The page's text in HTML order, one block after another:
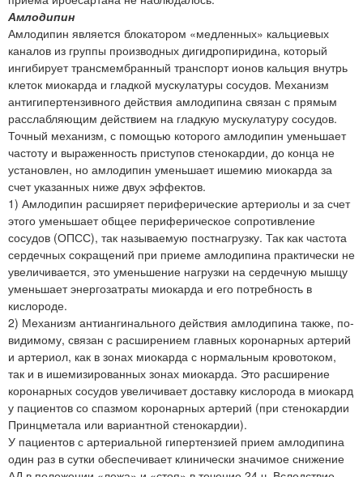
Амлодипин
Амлодипин является блокатором «медленных» кальциевых
каналов из группы производных дигидропиридина, который
ингибирует трансмембранный транспорт ионов кальция внутрь
клеток миокарда и гладкой мускулатуры сосудов. Механизм
антигипертензивного действия амлодипина связан с прямым
расслабляющим действием на гладкую мускулатуру сосудов.
Точный механизм, с помощью которого амлодипин уменьшает
частоту и выраженность приступов стенокардии, до конца не
установлен, но амлодипин уменьшает ишемию миокарда за
счет указанных ниже двух эффектов.
1) Амлодипин расширяет периферические артериолы и за счет
этого уменьшает общее периферическое сопротивление
сосудов (ОПСС), так называемую постнагрузку. Так как частота
сердечных сокращений при приеме амлодипина практически не
увеличивается, это уменьшение нагрузки на сердечную мышцу
уменьшает энергозатраты миокарда и его потребность в
кислороде.
2) Механизм антиангинального действия амлодипина также, по-
видимому, связан с расширением главных коронарных артерий
и артериол, как в зонах миокарда с нормальным кровотоком,
так и в ишемизированных зонах миокарда. Это расширение
коронарных сосудов увеличивает доставку кислорода в миокард
у пациентов со спазмом коронарных артерий (при стенокардии
Принцметала или вариантной стенокардии).
У пациентов с артериальной гипертензией прием амлодипина
один раз в сутки обеспечивает клинически значимое снижение